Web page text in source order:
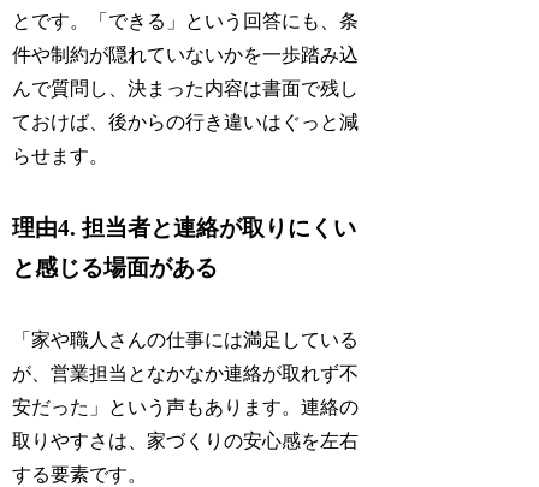
とです。「できる」という回答にも、条
件や制約が隠れていないかを一歩踏み込
んで質問し、決まった内容は書面で残し
ておけば、後からの行き違いはぐっと減
らせます。
理由4. 担当者と連絡が取りにくい
と感じる場面がある
「家や職人さんの仕事には満足している
が、営業担当となかなか連絡が取れず不
安だった」という声もあります。連絡の
取りやすさは、家づくりの安心感を左右
する要素です。